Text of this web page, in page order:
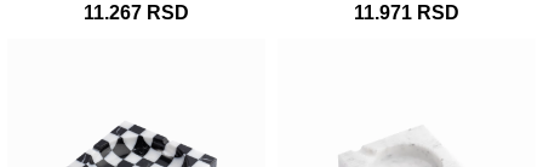
11.267 RSD 11.971 RSD